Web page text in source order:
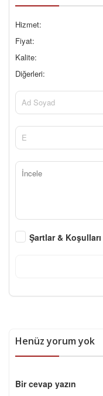
Hizmet:
Fiyat:
Kalite:
Diğerleri:
Şartlar & Koşulları
Henüz yorum yok
Bir cevap yazın